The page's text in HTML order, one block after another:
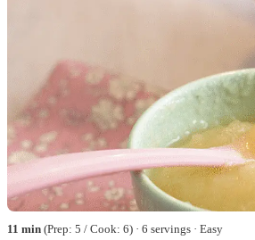
11 min (Prep: 5 / Cook: 6) · 6 servings · Easy